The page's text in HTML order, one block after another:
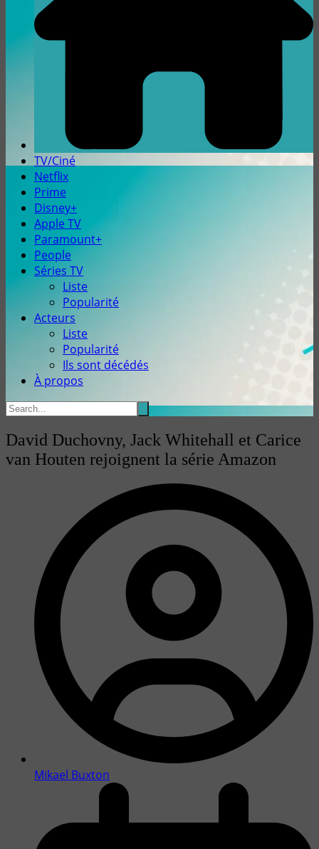
TV/Ciné
Netflix
Prime
Disney+
Apple TV
Paramount+
People
Séries TV
Liste
Popularité
Acteurs
Liste
Popularité
Ils sont décédés
À propos
David Duchovny, Jack Whitehall et Carice
van Houten rejoignent la série Amazon
Mikael Buxton